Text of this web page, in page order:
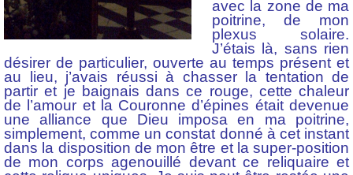
avec la zone de ma
poitrine, de mon
plexus solaire.
J’étais là, sans rien
désirer de particulier, ouverte au temps présent et
au lieu, j’avais réussi à chasser la tentation de
partir et je baignais dans ce rouge, cette chaleur
de l’amour et la Couronne d’épines était devenue
une alliance que Dieu imposa en ma poitrine,
simplement, comme un constat donné à cet instant
dans la disposition de mon être et la super-position
de mon corps agenouillé devant ce reliquaire et